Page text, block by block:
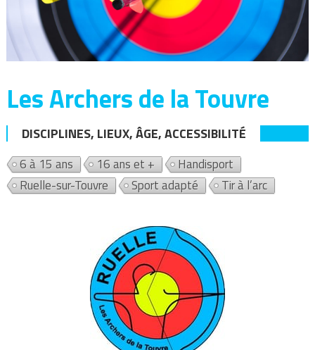
Les Archers de la Touvre
DISCIPLINES, LIEUX, ÂGE, ACCESSIBILITÉ
6 à 15 ans 16 ans et +
Handisport
Ruelle-sur-Touvre
Sport adapté Tir à l’arc